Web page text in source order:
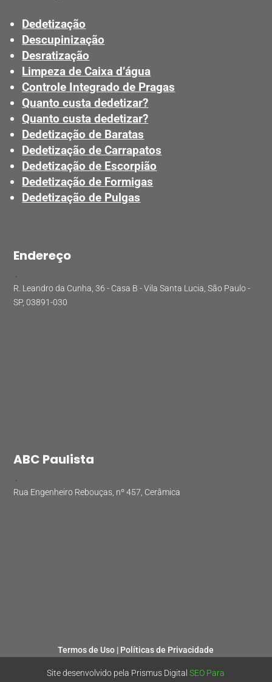
Dedetização
Descupinização
Desratização
Limpeza de Caixa d’água
Controle Integrado de Pragas
Quanto custa dedetizar?
Quanto custa dedetizar?
Dedetização de Baratas
Dedetização de Carrapatos
Dedetização de Escorpião
Dedetização de Formigas
Dedetização de Pulgas
Endereço
.
R. Leandro da Cunha, 36 - Casa B - Vila Santa Lucia, São Paulo -
SP, 03891-030
ABC Paulista
.
Rua Engenheiro Rebouças, nº 457, Cerâmica
Termos de Uso | Políticas de Privacidade
Site desenvolvido pela Prismus DigitalSEO Para